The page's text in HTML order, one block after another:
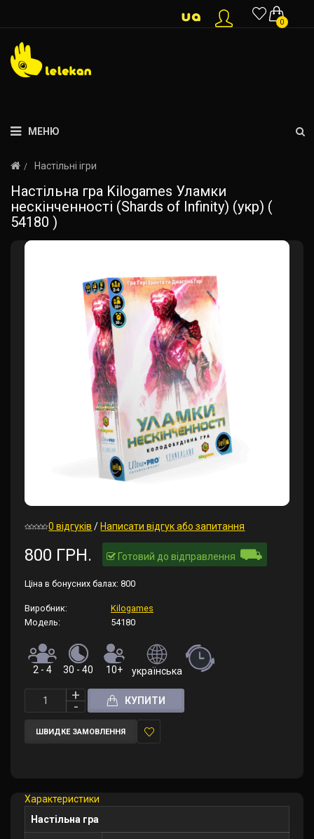
0
МЕНЮ
Настільні ігри
Настільна гра Kilogames Уламки
нескінченності (Shards of Infinity) (укр) (
54180 )
0 відгуків / Написати відгук або запитання
800 ГРН. Готовий до відправлення ⛟
Ціна в бонусних балах: 800
Виробник:
Kilogames
Модель:
54180
2 - 4 30 - 40 10+ українська
КУПИТИ
ШВИДКЕ ЗАМОВЛЕННЯ
Характеристики
Настільна гра